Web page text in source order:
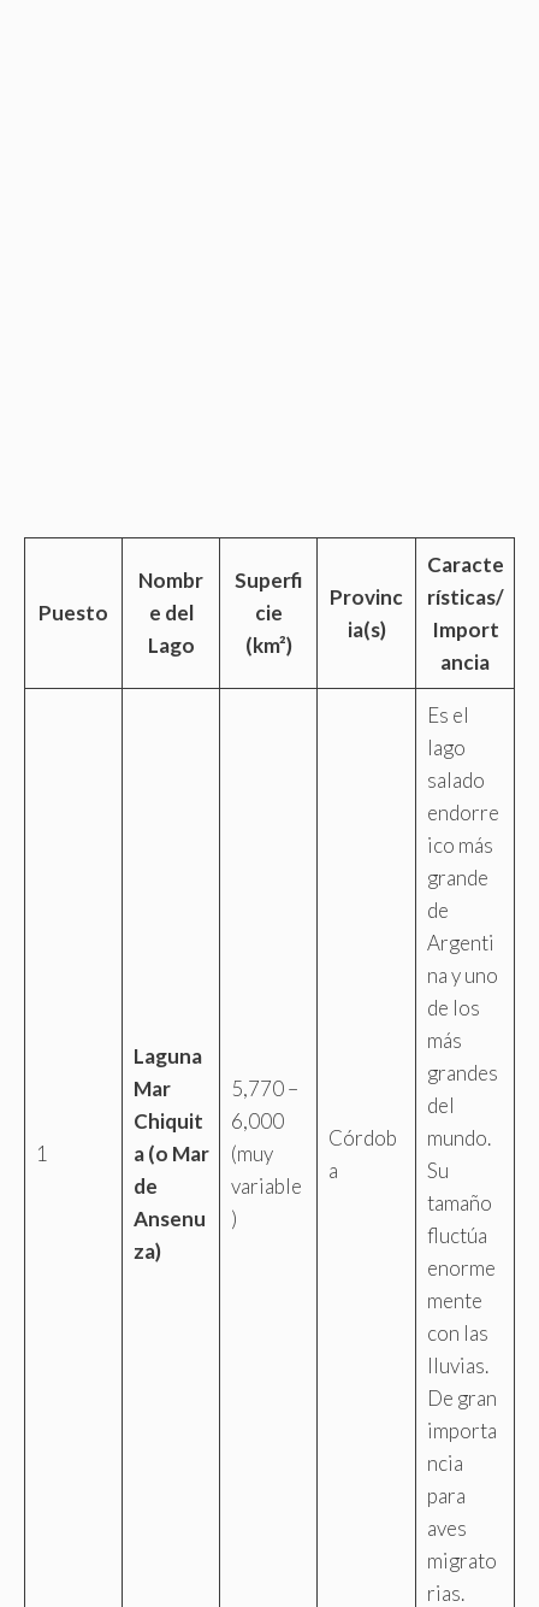
Puesto
Nombr
e del
Lago
Superfi
cie
(km²)
Provinc
ia(s)
Caracte
rísticas/
Import
ancia
1
Laguna
Mar
Chiquit
a (o Mar
de
Ansenu
za)
5,770 –
6,000
(muy
variable
)
Córdob
a
Es el
lago
salado
endorre
ico más
grande
de
Argenti
na y uno
de los
más
grandes
del
mundo.
Su
tamaño
fluctúa
enorme
mente
con las
lluvias.
De gran
importa
ncia
para
aves
migrato
rias.